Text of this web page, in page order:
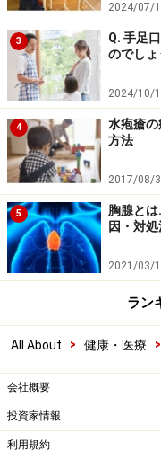
2024/07/
3
Q. 手足
のでしょ
2024/10/
4
水疱瘡
方法
2017/08/
5
胸腺と
因・対処
2021/03/
ラン
All About > 健康・医療 >
会社概要
投資家情報
利用規約